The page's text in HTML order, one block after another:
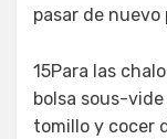
pasar de nuevo
15Para las
bolsa sous-
tomillo y cocer